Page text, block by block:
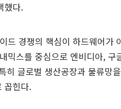
했다.
드 경쟁의 핵심이 하드웨어가
믹스를 중심으로 엔비디아,
히 글로벌 생산공장과 물류망
꼽힌다.